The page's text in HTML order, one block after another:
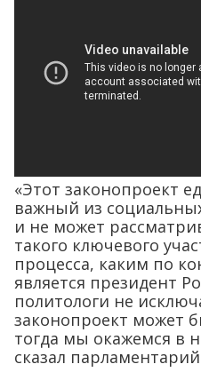
«Этот законопроект
важный из
и не может
такого ключевого
процесса, каким по
является президент
политологи не
законопроект может
тогда мы окажемся в
сказал